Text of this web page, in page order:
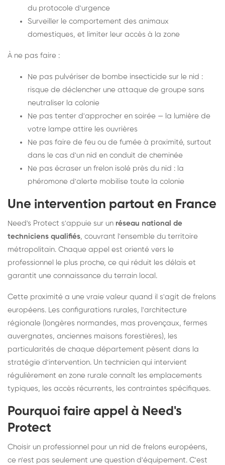
du protocole d'urgence
Surveiller le comportement des animaux
domestiques, et limiter leur accès à la zone
À ne pas faire :
Ne pas pulvériser de bombe insecticide sur le nid :
risque de déclencher une attaque de groupe sans
neutraliser la colonie
Ne pas tenter d'approcher en soirée — la lumière de
votre lampe attire les ouvrières
Ne pas faire de feu ou de fumée à proximité, surtout
dans le cas d'un nid en conduit de cheminée
Ne pas écraser un frelon isolé près du nid : la
phéromone d'alerte mobilise toute la colonie
Une intervention partout en France
Need's Protect s'appuie sur un réseau national de
techniciens qualifiés, couvrant l'ensemble du territoire
métropolitain. Chaque appel est orienté vers le
professionnel le plus proche, ce qui réduit les délais et
garantit une connaissance du terrain local.
Cette proximité a une vraie valeur quand il s'agit de frelons
européens. Les configurations rurales, l'architecture
régionale (longères normandes, mas provençaux, fermes
auvergnates, anciennes maisons forestières), les
particularités de chaque département pèsent dans la
stratégie d'intervention. Un technicien qui intervient
régulièrement en zone rurale connaît les emplacements
typiques, les accès récurrents, les contraintes spécifiques.
Pourquoi faire appel à Need's
Protect
Choisir un professionnel pour un nid de frelons européens,
ce n'est pas seulement une question d'équipement. C'est